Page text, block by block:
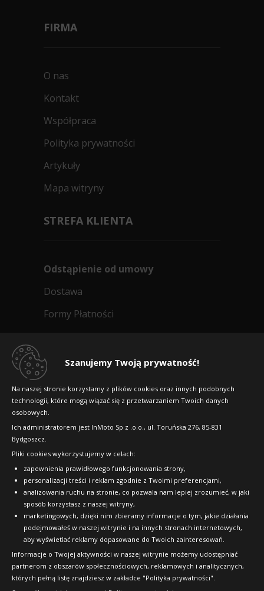
Szanujemy Twoją prywatność!
Na naszej stronie korzystamy z plików cookies oraz innych podobnych
technologii, które mogą wiązać się z przetwarzaniem Twoich danych
osobowych.
Ich administratorem jest InMoto Sp z .o.o., ul. Toruńska 276, 85-831
Bydgoszcz.
Pliki cookies wykorzystujemy w celach:
zapewnienia prawidłowego funkcjonowania strony,
personalizacji treści i reklam zgodnie z Twoimi preferencjami,
analizowania ruchu na stronie, co pozwala nam lepiej zrozumieć, w jaki
sposób korzystasz z naszej witryny,
marketingowych, dzięki nim zbieramy informacje o tym, jakie działania
podejmowałeś w naszej witrynie i na innych stronach internetowych,
aby wyświetlać reklamy dopasowane do Twoich zainteresowań.
Informacje o Twojej aktywności w naszej witrynie możemy udostępniać
partnerom z obszarów społecznościowych, reklamowych i analitycznych,
których pełną listę znajdziesz w zakładce "Polityka prywatności".
FIRMA
O nas
Kontakt
Współpraca
Polityka prywatności
Artykuły
Mapa witryny
STREFA KLIENTA
Odstąpienie od umowy
Dostawa
Formy Płatności
Dlaczego warto kupić w 24opony.pl
Raty
FAQ
OFICJALNY PARTNER